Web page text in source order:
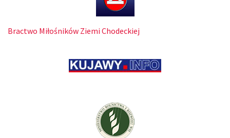
Bractwo Miłośników Ziemi Chodeckiej